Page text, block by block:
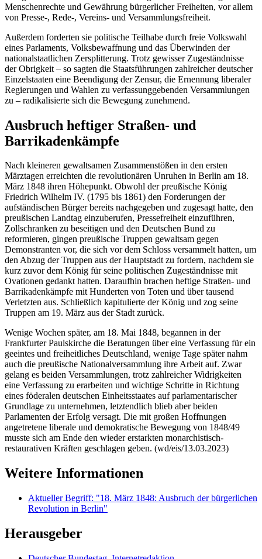
Menschenrechte und Gewährung bürgerlicher Freiheiten, vor allem
von Presse-, Rede-, Vereins- und Versammlungsfreiheit.
Außerdem forderten sie politische Teilhabe durch freie Volkswahl
eines Parlaments, Volksbewaffnung und das Überwinden der
nationalstaatlichen Zersplitterung. Trotz gewisser Zugeständnisse
der Obrigkeit – so sagten die Staatsführungen zahlreicher deutscher
Einzelstaaten eine Beendigung der Zensur, die Ernennung liberaler
Regierungen und Wahlen zu verfassunggebenden Versammlungen
zu – radikalisierte sich die Bewegung zunehmend.
Ausbruch heftiger Straßen- und
Barrikadenkämpfe
Nach kleineren gewaltsamen Zusammenstößen in den ersten
Märztagen erreichten die revolutionären Unruhen in Berlin am 18.
März 1848 ihren Höhepunkt. Obwohl der preußische König
Friedrich Wilhelm IV. (1795 bis 1861) den Forderungen der
aufständischen Bürger bereits nachgegeben und zugesagt hatte, den
preußischen Landtag einzuberufen, Pressefreiheit einzuführen,
Zollschranken zu beseitigen und den Deutschen Bund zu
reformieren, gingen preußische Truppen gewaltsam gegen
Demonstranten vor, die sich vor dem Schloss versammelt hatten, um
den Abzug der Truppen aus der Hauptstadt zu fordern, nachdem sie
kurz zuvor dem König für seine politischen Zugeständnisse mit
Ovationen gedankt hatten. Daraufhin brachen heftige Straßen- und
Barrikadenkämpfe mit Hunderten von Toten und über tausend
Verletzten aus. Schließlich kapitulierte der König und zog seine
Truppen am 19. März aus der Stadt zurück.
Wenige Wochen später, am 18. Mai 1848, begannen in der
Frankfurter Paulskirche die Beratungen über eine Verfassung für ein
geeintes und freiheitliches Deutschland, wenige Tage später nahm
auch die preußische Nationalversammlung ihre Arbeit auf. Zwar
gelang es beiden Versammlungen, trotz zahlreicher Widrigkeiten
eine Verfassung zu erarbeiten und wichtige Schritte in Richtung
eines föderalen deutschen Einheitsstaates auf parlamentarischer
Grundlage zu unternehmen, letztendlich blieb aber beiden
Parlamenten der Erfolg versagt. Die mit großen Hoffnungen
angetretene liberale und demokratische Bewegung von 1848/49
musste sich am Ende den wieder erstarkten monarchistisch-
restaurativen Kräften geschlagen geben. (wd/eis/13.03.2023)
Weitere Informationen
Aktueller Begriff: "18. März 1848: Ausbruch der bürgerlichen
Revolution in Berlin"
Herausgeber